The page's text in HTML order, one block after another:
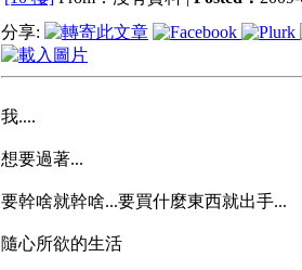
分享:
我....
想要過著...
要幹啥就幹啥...要買什麼東西就出手...
隨心所欲的生活